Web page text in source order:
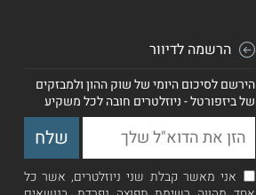
הרשמה לדיוור
הירשם לסיכום היומי של שוק ההון ולמבזקים
של ביזפורטל - ניוזלטרים חובה לכל משקיע
אני מאשר קבלת שני ניוזלטרים, אשר כל